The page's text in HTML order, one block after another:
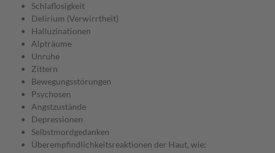
Schlaflosigkeit
Delirium (Verwirrtheit)
Halluzinationen
Alpträume
Unruhe
Zittern
Bewegungsstörungen
Psychosen
Angstzustände
Depressionen
Selbstmordgedanken
Überempfindlichkeitsreaktionen der Haut, wie: